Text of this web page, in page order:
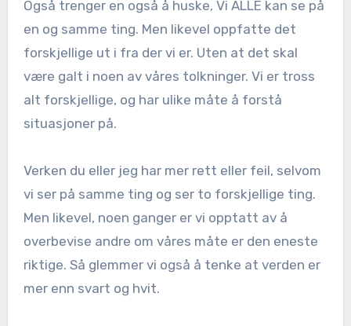
Også trenger en også å huske, Vi ALLE kan se på
en og samme ting. Men likevel oppfatte det
forskjellige ut i fra der vi er. Uten at det skal
være galt i noen av våres tolkninger. Vi er tross
alt forskjellige, og har ulike måte å forstå
situasjoner på.
Verken du eller jeg har mer rett eller feil, selvom
vi ser på samme ting og ser to forskjellige ting.
Men likevel, noen ganger er vi opptatt av å
overbevise andre om våres måte er den eneste
riktige. Så glemmer vi også å tenke at verden er
mer enn svart og hvit.